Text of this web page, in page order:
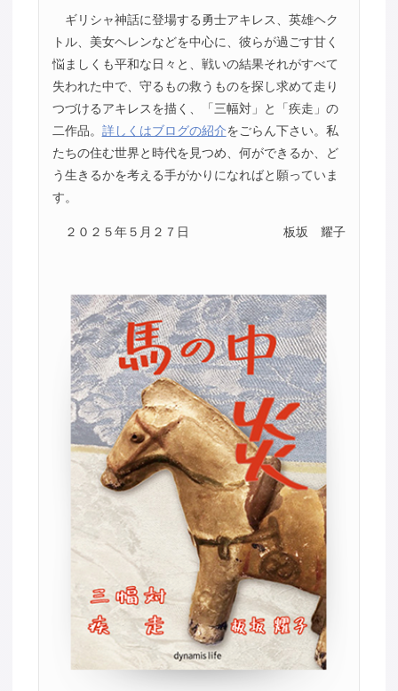
ギリシャ神話に登場する勇士アキレス、英雄ヘク
トル、美女ヘレンなどを中心に、彼らが過ごす甘く
悩ましくも平和な日々と、戦いの結果それがすべて
失われた中で、守るもの救うものを探し求めて走り
つづけるアキレスを描く、「三幅対」と「疾走」の
二作品。 詳しくはブログの紹介をごらん下さい。私
たちの住む世界と時代を見つめ、何ができるか、ど
う生きるかを考える手がかりになればと願っていま
す。
２０２５年５月２７日 板坂 耀子